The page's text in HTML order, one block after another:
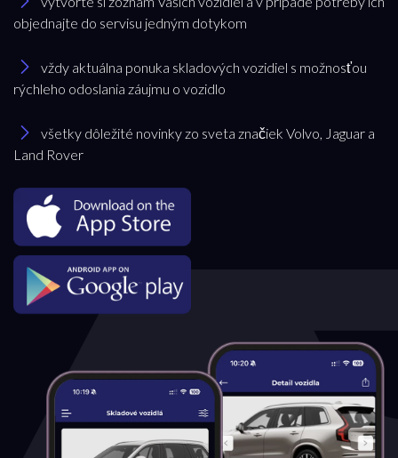
objednajte do servisu jedným dotykom
vždy aktuálna ponuka skladových vozidiel s možnosťou
rýchleho odoslania záujmu o vozidlo
všetky dôležité novinky zo sveta značiek Volvo, Jaguar a
Land Rover